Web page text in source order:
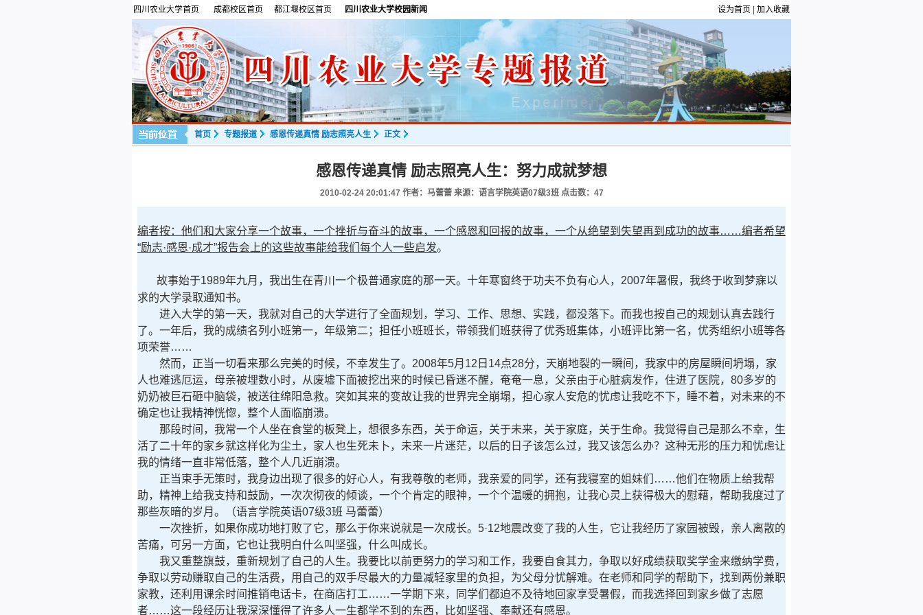
四川农业大学首页 成都校区首页 都江堰校区首页 四川农业大学校园新闻 设为首页 加入收藏
首页 专题报道 感恩传递真情 励志照亮人生 正文
感恩传递真情 励志照亮人生：努力成就梦想
2010-02-24 20:01:47 作者：马蕾蕾 来源：语言学院英语07级3班 点击数： 47
编者按：他们和大家分享一个故事，一个挫折与奋斗的故事，一个感恩和回报的故事，一个从绝望到失望再到成功的故事……编者希望
“励志·感恩·成才”报告会上的这些故事能给我们每个人一些启发。
故事始于1989年九月，我出生在青川一个极普通家庭的那一天。十年寒窗终于功夫不负有心人，2007年暑假，我终于收到梦寐以
求的大学录取通知书。
进入大学的第一天，我就对自己的大学进行了全面规划，学习、工作、思想、实践，都没落下。而我也按自己的规划认真去践行
了。一年后，我的成绩名列小班第一，年级第二；担任小班班长，带领我们班获得了优秀班集体，小班评比第一名，优秀组织小班等各
项荣誉……
然而，正当一切看来那么完美的时候，不幸发生了。2008年5月12日14点28分，天崩地裂的一瞬间，我家中的房屋瞬间坍塌，家
人也难逃厄运，母亲被埋数小时，从废墟下面被挖出来的时候已昏迷不醒，奄奄一息，父亲由于心脏病发作，住进了医院，80多岁的
奶奶被巨石砸中脑袋，被送往绵阳急救。突如其来的变故让我的世界完全崩塌，担心家人安危的忧虑让我吃不下，睡不着，对未来的不
确定也让我精神恍惚，整个人面临崩溃。
那段时间，我常一个人坐在食堂的板凳上，想很多东西，关于命运，关于未来，关于家庭，关于生命。我觉得自己是那么不幸，生
活了二十年的家乡就这样化为尘土，家人也生死未卜，未来一片迷茫，以后的日子该怎么过，我又该怎么办？这种无形的压力和忧虑让
我的情绪一直非常低落，整个人几近崩溃。
正当束手无策时，我身边出现了很多的好心人，有我尊敬的老师，我亲爱的同学，还有我寝室的姐妹们……他们在物质上给我帮
助，精神上给我支持和鼓励，一次次彻夜的倾谈，一个个肯定的眼神，一个个温暖的拥抱，让我心灵上获得极大的慰藉，帮助我度过了
那些灰暗的岁月。（语言学院英语07级3班 马蕾蕾）
一次挫折，如果你成功地打败了它，那么于你来说就是一次成长。5·12地震改变了我的人生，它让我经历了家园被毁，亲人离散的
苦痛，可另一方面，它也让我明白什么叫坚强，什么叫成长。
我又重整旗鼓，重新规划了自己的人生。我要比以前更努力的学习和工作，我要自食其力，争取以好成绩获取奖学金来缴纳学费，
争取以劳动赚取自己的生活费，用自己的双手尽最大的力量减轻家里的负担，为父母分忧解难。在老师和同学的帮助下，找到两份兼职
家教，还利用课余时间推销电话卡，在商店打工……一学期下来，同学们都迫不及待地回家享受暑假，而我选择回到家乡做了志愿
者……这一段经历让我深深懂得了许多人一生都学不到的东西，比如坚强、奉献还有感恩。